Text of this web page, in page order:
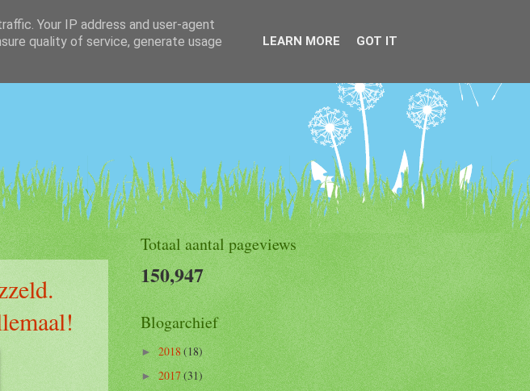
Totaal aantal pageviews
150,947
Blogarchief
►2018(18)
►2017(31)
Your IP address and user-agent
quality of service, generate usage
LEARN MORE GOT IT